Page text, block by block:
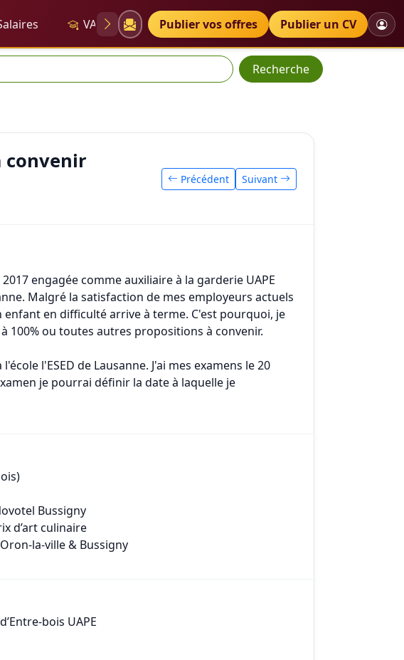
VAE Diplômes Petites annonces
Publier vos offres Publier un CV
Recherche
convenir
Précédent Suivant
engagée comme auxiliaire à la garderie UAPE
Malgré la satisfaction de mes employeurs actuels
enfant en difficulté arrive à terme. C'est pourquoi, je
100% ou toutes autres propositions à convenir.
l'ESED de Lausanne. J'ai mes examens le 20
je pourrai définir la date à laquelle je
Bussigny
d’art culinaire
la-ville & Bussigny
bois UAPE